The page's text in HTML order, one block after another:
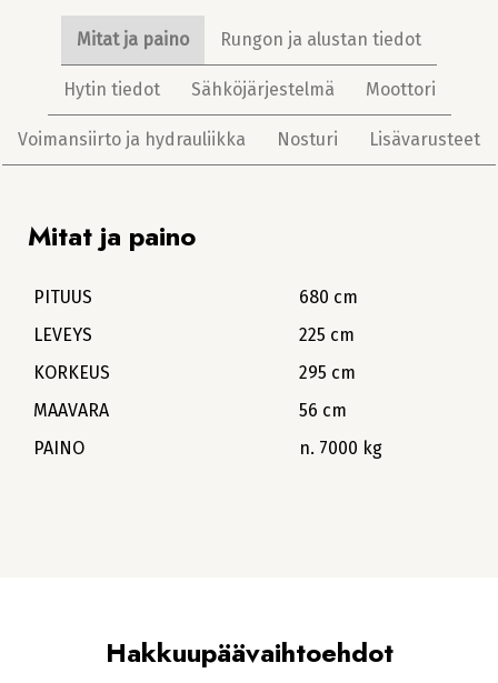
Mitat ja paino Rungon ja alustan tiedot
Hytin tiedot Sähköjärjestelmä Moottori
Voimansiirto ja hydrauliikka Nosturi Lisävarusteet
Mitat ja paino
PITUUS
680 cm
LEVEYS
225 cm
KORKEUS
295 cm
MAAVARA
56 cm
PAINO
n. 7000 kg
Hakkuupäävaihtoehdot